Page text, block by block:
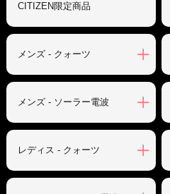
CITIZEN限定商品
メンズ - クォーツ
メンズ - ソーラー電波
レディス - クォーツ